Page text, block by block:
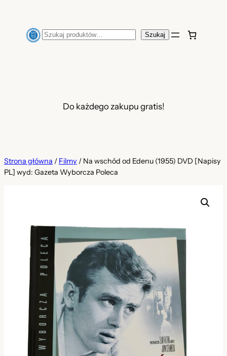
Szukaj Szukaj
Do każdego zakupu gratis!
Strona główna / Filmy / Na wschód od Edenu (1955) DVD [Napisy
PL] wyd: Gazeta Wyborcza Poleca